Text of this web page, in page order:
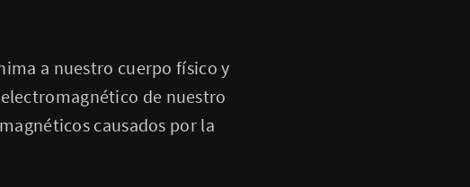
a nuestro cuerpo físico y
de nuestro
causados por la